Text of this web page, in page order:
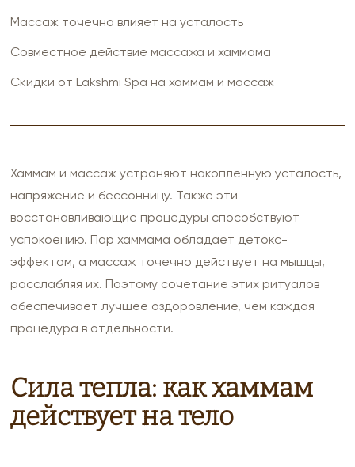
Массаж точечно влияет на усталость
Совместное действие массажа и хаммама
Скидки от Lakshmi Spa на хаммам и массаж
Хаммам и массаж устраняют накопленную усталость,
напряжение и бессонницу. Также эти
восстанавливающие процедуры способствуют
успокоению. Пар хаммама обладает детокс-
эффектом, а массаж точечно действует на мышцы,
расслабляя их. Поэтому сочетание этих ритуалов
обеспечивает лучшее оздоровление, чем каждая
процедура в отдельности.
Сила тепла: как хаммам
действует на тело